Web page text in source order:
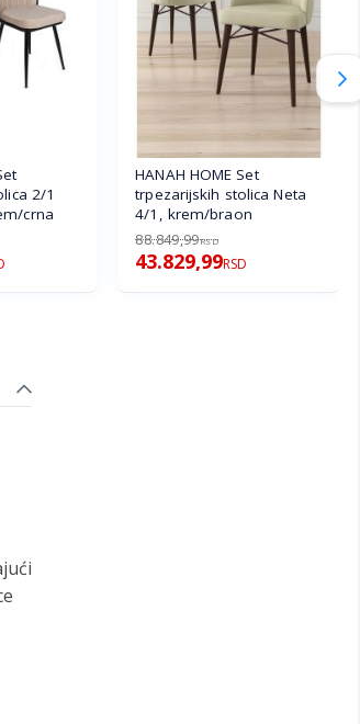
2/1
crna
HANAH HOME Set
trpezarijskih stolica Neta
4/1, krem/braon
88.849,99RSD
43.829,99RSD